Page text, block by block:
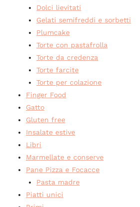
Dolci lievitati
Gelati semifreddi e sorbetti
Plumcake
Torte con pastafrolla
Torte da credenza
Torte farcite
Torte per colazione
Finger Food
Gatto
Gluten free
Insalate estive
Libri
Marmellate e conserve
Pane Pizza e Focacce
Pasta madre
Piatti unici